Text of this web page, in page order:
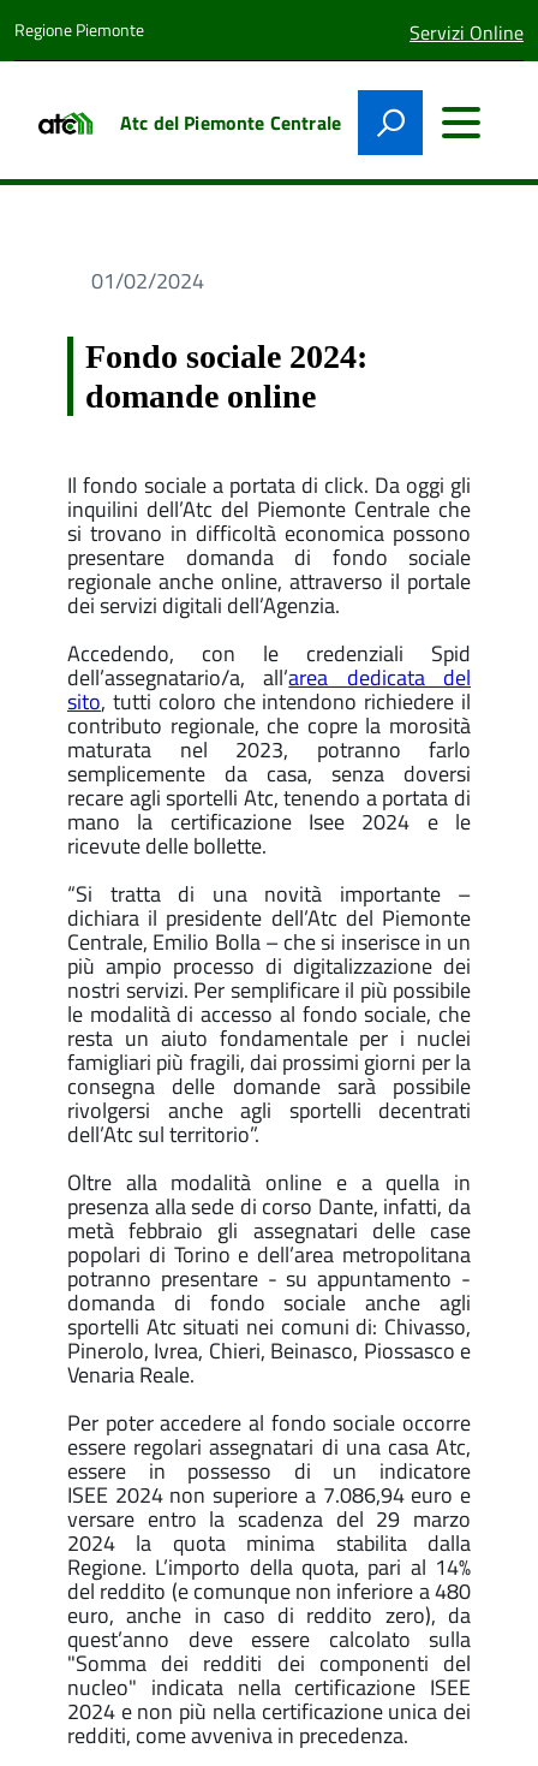
Regione Piemonte lingua
attiva:
Servizi Online
Atc del Piemonte Centrale
01/02/2024
Fondo sociale 2024:
domande online
Il fondo sociale a portata di click. Da oggi gli
inquilini dell’Atc del Piemonte Centrale che
si trovano in difficoltà economica possono
presentare domanda di fondo sociale
regionale anche online, attraverso il portale
dei servizi digitali dell’Agenzia.
Accedendo, con le credenziali Spid
dell’assegnatario/a, all’area dedicata del
sito, tutti coloro che intendono richiedere il
contributo regionale, che copre la morosità
maturata nel 2023, potranno farlo
semplicemente da casa, senza doversi
recare agli sportelli Atc, tenendo a portata di
mano la certificazione Isee 2024 e le
ricevute delle bollette.
“Si tratta di una novità importante –
dichiara il presidente dell’Atc del Piemonte
Centrale, Emilio Bolla – che si inserisce in un
più ampio processo di digitalizzazione dei
nostri servizi. Per semplificare il più possibile
le modalità di accesso al fondo sociale, che
resta un aiuto fondamentale per i nuclei
famigliari più fragili, dai prossimi giorni per la
consegna delle domande sarà possibile
rivolgersi anche agli sportelli decentrati
dell’Atc sul territorio”.
Oltre alla modalità online e a quella in
presenza alla sede di corso Dante, infatti, da
metà febbraio gli assegnatari delle case
popolari di Torino e dell’area metropolitana
potranno presentare - su appuntamento -
domanda di fondo sociale anche agli
sportelli Atc situati nei comuni di: Chivasso,
Pinerolo, Ivrea, Chieri, Beinasco, Piossasco e
Venaria Reale.
Per poter accedere al fondo sociale occorre
essere regolari assegnatari di una casa Atc,
essere in possesso di un indicatore
ISEE 2024 non superiore a 7.086,94 euro e
versare entro la scadenza del 29 marzo
2024 la quota minima stabilita dalla
Regione. L’importo della quota, pari al 14%
del reddito (e comunque non inferiore a 480
euro, anche in caso di reddito zero), da
quest’anno deve essere calcolato sulla
"Somma dei redditi dei componenti del
nucleo" indicata nella certificazione ISEE
2024 e non più nella certificazione unica dei
redditi, come avveniva in precedenza.